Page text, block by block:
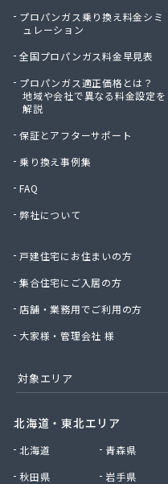
小島不動産
小野崎燃料設備有限会社
松島ガス株式会社
上都賀プロパンガス協
神山液化ガス
須田商事株式会社
星のや商店
聖火産業株式会社
西部燃料ガス株式会社
石井商店
石崎平八郎商店
赤羽根プロパンガス
赤羽燃料店
川津商店
川俣商販株式会社
早見商店
プロパンガス乗り換え料金シミ
ュレーション
全国プロパンガス料金早見表
プロパンガス適正価格とは？
地域や会社で異なる料金設定を
解説
保証とアフターサポート
乗り換え事例集
FAQ
弊社について
戸建住宅にお住まいの方
集合住宅にご入居の方
店舗・業務用でご利用の方
大家様・管理会社 様
対象エリア
北海道・東北エリア
北海道
青森県
秋田県
岩手県